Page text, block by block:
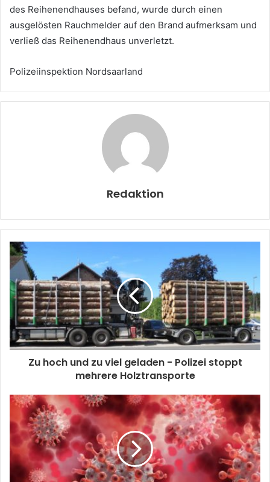
des Reihenendhauses befand, wurde durch einen
ausgelösten Rauchmelder auf den Brand aufmerksam und
verließ das Reihenendhaus unverletzt.
Polizeiinspektion Nordsaarland
Redaktion
Zu hoch und zu viel geladen - Polizei stoppt
mehrere Holztransporte